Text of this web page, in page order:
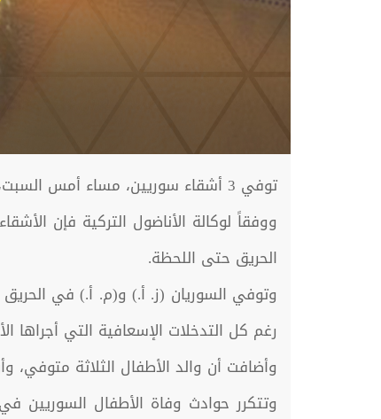
توفي 3 أشقاء سوريين، مساء أمس السبت، في حريق اندلع بالمنزل الذي يقطنونه بمنطقة "دولقادرأوغلو" بولاية كهرمان مرعش جنوبي تركيا.
الحريق حتى اللحظة.
وتوفي السوريان (ز. أ.) و(م. أ.) في
رغم كل التدخلات الإسعافية التي أجراها
وأضافت أن والد الأطفال الثلاثة